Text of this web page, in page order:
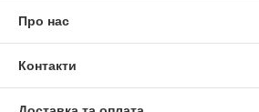
Про нас
Контакти